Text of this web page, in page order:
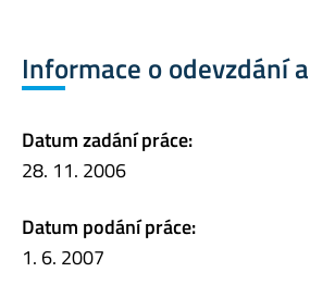
Informace o odevzdání
Datum zadání práce:
28. 11. 2006
Datum podání práce:
1. 6. 2007